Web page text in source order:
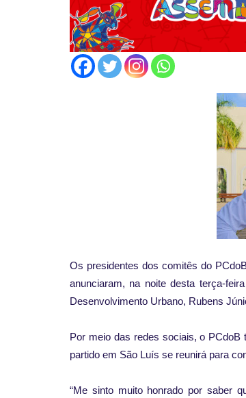
Os presidentes dos comitês do
anunciaram, na noite desta terça-
Desenvolvimento Urbano, Rubens
Por meio das redes sociais, o PCdoB
partido em São Luís se reunirá para
“Me sinto muito honrado por saber